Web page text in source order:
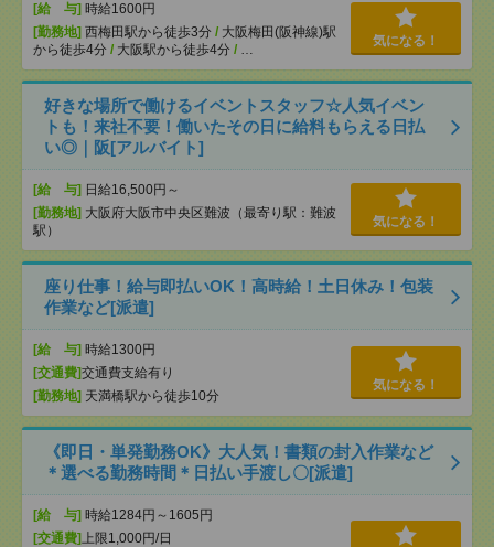
[給 与] 時給1600円
[勤務地] 西梅田駅から徒歩3分 / 大阪梅田(阪神線)駅
から徒歩4分 / 大阪駅から徒歩4分 / …
気になる！
好きな場所で働けるイベントスタッフ☆人気イベン
トも！来社不要！働いたその日に給料もらえる日払
い◎｜阪[アルバイト]
[給 与] 日給16,500円～
[勤務地] 大阪府大阪市中央区難波（最寄り駅：難波
駅）
気になる！
座り仕事！給与即払いOK！高時給！土日休み！包装
作業など[派遣]
[給 与] 時給1300円
[交通費]交通費支給有り
[勤務地] 天満橋駅から徒歩10分
気になる！
《即日・単発勤務OK》大人気！書類の封入作業など
＊選べる勤務時間＊日払い手渡し〇[派遣]
[給 与] 時給1284円～1605円
[交通費] 上限1,000円/日